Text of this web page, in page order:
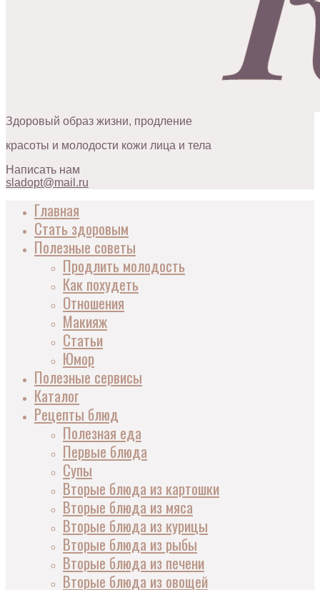
Здоровый образ жизни, продление
красоты и молодости кожи лица и тела
Написать нам
sladopt@mail.ru
Главная
Стать здоровым
Полезные советы
Продлить молодость
Как похудеть
Отношения
Макияж
Статьи
Юмор
Полезные сервисы
Каталог
Рецепты блюд
Полезная еда
Первые блюда
Супы
Вторые блюда из картошки
Вторые блюда из мяса
Вторые блюда из курицы
Вторые блюда из рыбы
Вторые блюда из печени
Вторые блюда из овощей